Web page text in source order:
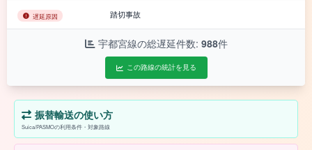
遅延原因 踏切事故
宇都宮線の総遅延件数: 988件
この路線の統計を見る
振替輸送の使い方
Suica/PASMOの利用条件・対象路線